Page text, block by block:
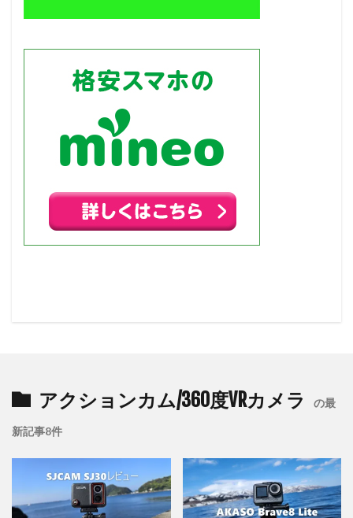
アクションカム/360度VRカメラ の最
新記事8件